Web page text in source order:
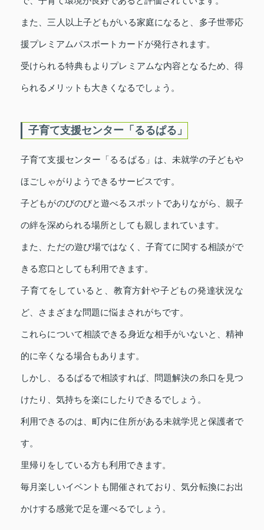
また、三人以上子どもがいる家庭になると、多子世帯応
援プレミアムパスポートカードが発行されます。
受けられる特典もよりプレミアムな内容となるため、得
られるメリットも大きくなるでしょう。
子育て支援センター「るるぱる」
子育て支援センター「るるぱる」は、未就学の子どもや
ほごしゃがりようできるサービスです。
子どもがのびのびと遊べるスポットでありながら、親子
の絆を深められる場所としても親しまれています。
また、ただの遊び場ではなく、子育てに関する相談がで
きる窓口としても利用できます。
子育てをしていると、教育方針や子どもの発達状況な
ど、さまざまな問題に悩まされがちです。
これらについて相談できる身近な相手がいないと、精神
的に辛くなる場合もあります。
しかし、るるぱるで相談すれば、問題解決の糸口を見つ
けたり、気持ちを楽にしたりできるでしょう。
利用できるのは、町内に住所がある未就学児と保護者で
す。
里帰りをしている方も利用できます。
毎月楽しいイベントも開催されており、気分転換にお出
かけする感覚で足を運べるでしょう。